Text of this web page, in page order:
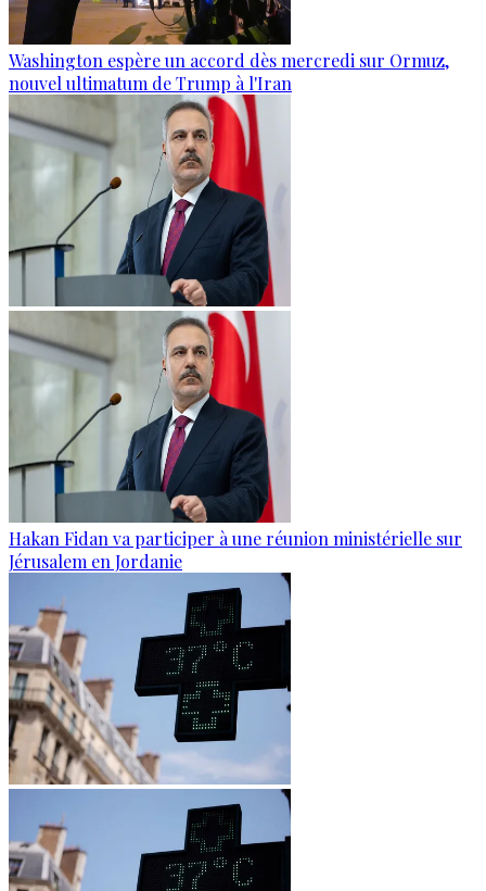
Washington espère un accord dès mercredi sur Ormuz,
nouvel ultimatum de Trump à l'Iran
Hakan Fidan va participer à une réunion ministérielle sur
Jérusalem en Jordanie